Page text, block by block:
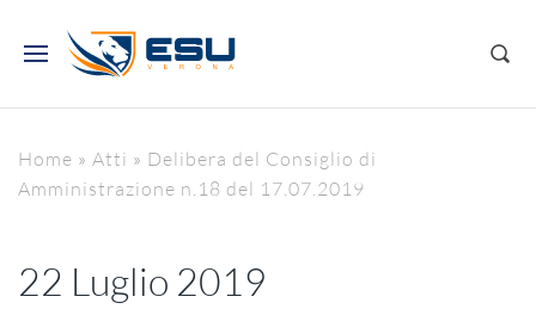
Home » Atti » Delibera del Consiglio di
Amministrazione n.18 del 17.07.2019
22 Luglio 2019